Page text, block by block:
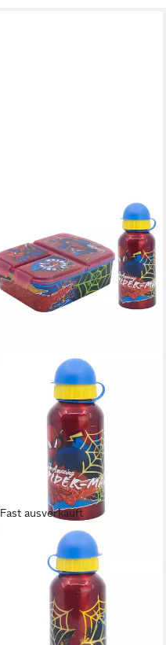
Fast ausverkauft
Lunchbox Marvel Spiderman
2 tlg Kinder Set 3 Kammern
Brotdose Alu Trinkflasche,
(Spar-Set, 2-tlg., Spar-Set)